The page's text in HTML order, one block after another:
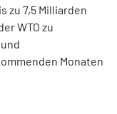
zu 7,5 Milliarden
WTO zu
Monaten